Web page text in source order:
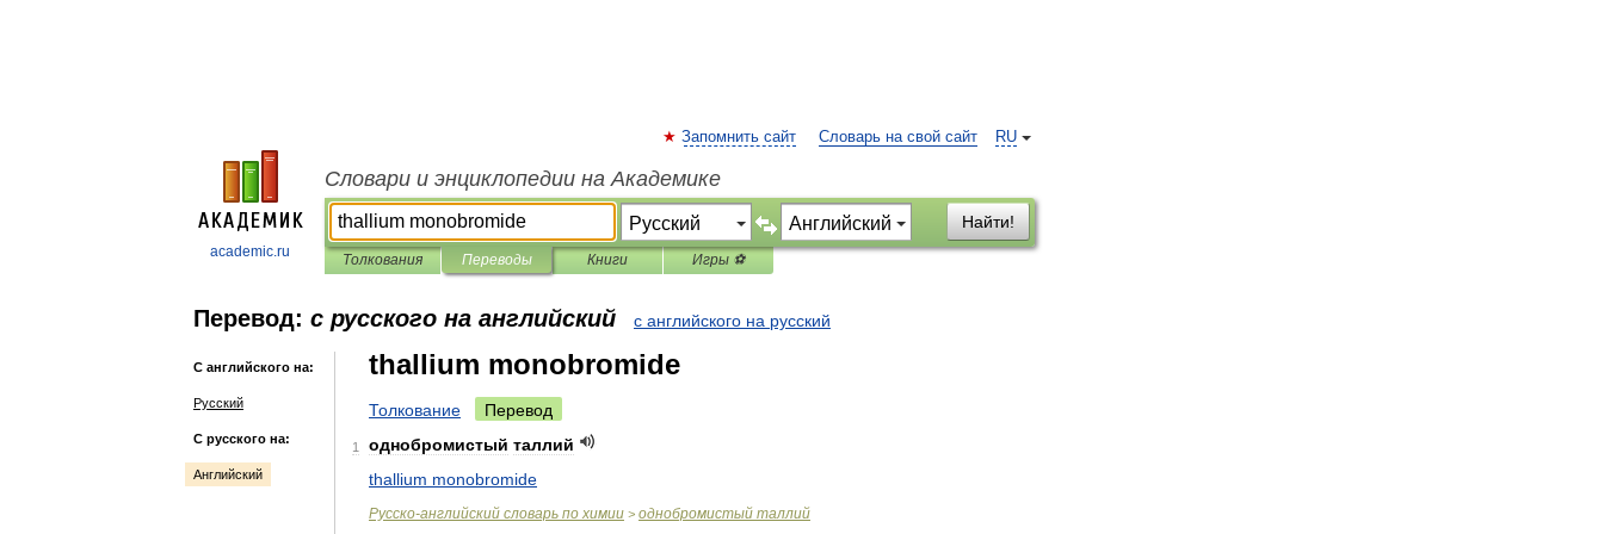
academic.ru
RU
Запомнить сайт Словарь на свой сайт
Словари и энциклопедии на Академике
Найти!
Толкования Переводы Книги Игры ⚽
Перевод: с русского на английский с английского на русский
С английского на:
Русский
С русского на:
Английский
thallium monobromide
Толкование Перевод
1 однобромистый таллий
thallium monobromide
Русско-английский словарь по химии > однобромистый таллий